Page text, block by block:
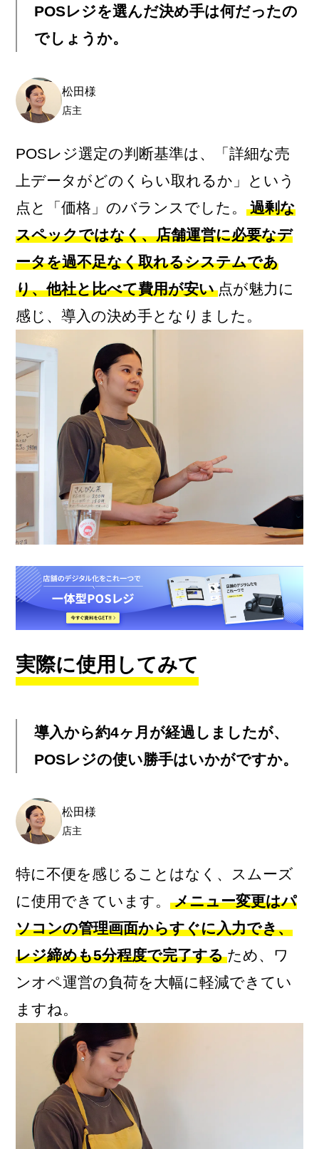
POSレジを選んだ決め手は何だったの
でしょうか。
松田様
店主
POSレジ選定の判断基準は、「詳細な売
上データがどのくらい取れるか」という
点と「価格」のバランスでした。過剰な
スペックではなく、店舗運営に必要なデ
ータを過不足なく取れるシステムであ
り、他社と比べて費用が安い点が魅力に
感じ、導入の決め手となりました。
実際に使用してみて
導入から約4ヶ月が経過しましたが、
POSレジの使い勝手はいかがですか。
松田様
店主
特に不便を感じることはなく、スムーズ
に使用できています。メニュー変更はパ
ソコンの管理画面からすぐに入力でき、
レジ締めも5分程度で完了するため、ワ
ンオペ運営の負荷を大幅に軽減できてい
ますね。